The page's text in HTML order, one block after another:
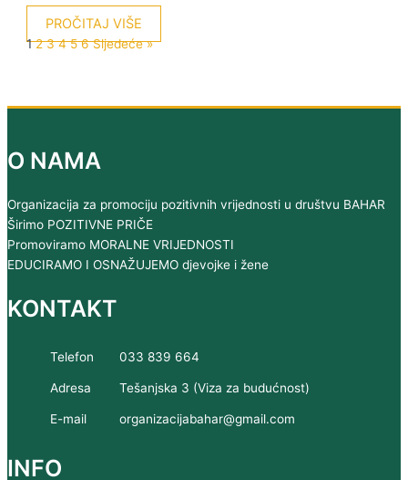
PROČITAJ VIŠE
1 2 3 4 5 6 Sljedeće »
O NAMA
Organizacija za promociju pozitivnih vrijednosti u društvu BAHAR
Širimo POZITIVNE PRIČE
Promoviramo MORALNE VRIJEDNOSTI
EDUCIRAMO I OSNAŽUJEMO djevojke i žene
KONTAKT
Telefon 033 839 664
Adresa Tešanjska 3 (Viza za budućnost)
E-mail organizacijabahar@gmail.com
INFO